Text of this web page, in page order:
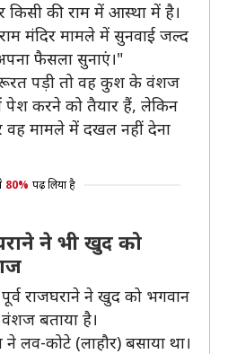
किसी की राम में आस्था में है।
राम मंदिर मामले में सुनवाई जल्द
फैसला सुनाएं।"
पड़ी तो वह कुश के वंशज
पेश करने को तैयार हैं, लेकिन
मामले में दखल नहीं देना
80% पढ़ लिया है
ने भी खुद को
राजघराने ने खुद को भगवान
बताया है।
लव-कोटे (लाहौर) बसाया था।